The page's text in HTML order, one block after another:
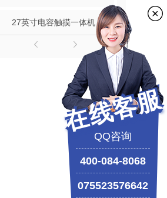
27英寸电容触摸一体机
在线客服
QQ咨询
400-084-8068
075523576642